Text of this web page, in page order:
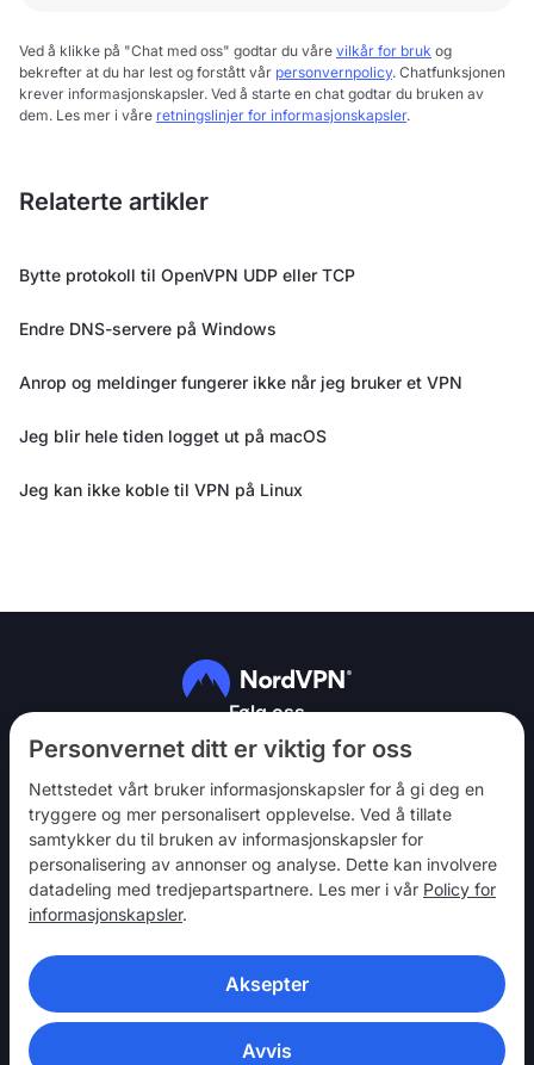
Personvernet ditt er viktig for oss
Nettstedet vårt bruker informasjonskapsler for å gi deg en
tryggere og mer personalisert opplevelse. Ved å tillate
samtykker du til bruken av informasjonskapsler for
personalisering av annonser og analyse. Dette kan involvere
datadeling med tredjepartspartnere. Les mer i vår Policy for
informasjonskapsler.
Aksepter
Avvis
Ved å klikke på "Chat med oss" godtar du våre vilkår for bruk og
bekrefter at du har lest og forstått vår personvernpolicy. Chatfunksjonen
krever informasjonskapsler. Ved å starte en chat godtar du bruken av
dem. Les mer i våre retningslinjer for informasjonskapsler.
Relaterte artikler
Bytte protokoll til OpenVPN UDP eller TCP
Endre DNS-servere på Windows
Anrop og meldinger fungerer ikke når jeg bruker et VPN
Jeg blir hele tiden logget ut på macOS
Jeg kan ikke koble til VPN på Linux
Følg oss
NordVPN
Bli med
Hjelp
Oppdag
VPN-APPER